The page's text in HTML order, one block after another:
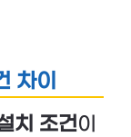
차이
치 조건이